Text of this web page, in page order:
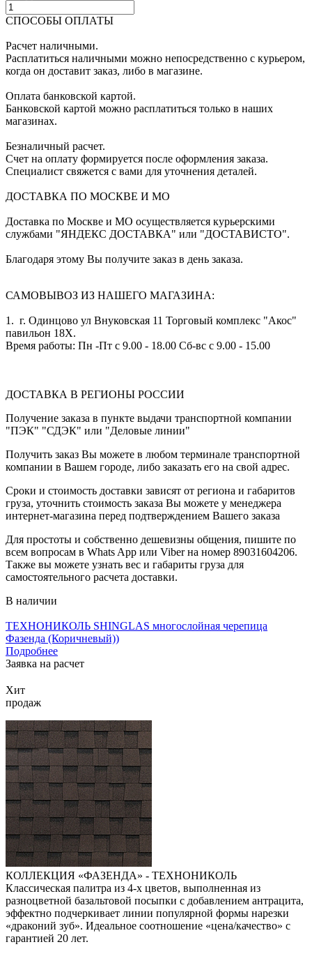
СПОСОБЫ ОПЛАТЫ
Расчет наличными.
Расплатиться наличными можно непосредственно с курьером,
когда он доставит заказ, либо в магазине.
Оплата банковской картой.
Банковской картой можно расплатиться только в наших
магазинах.
Безналичный расчет.
Счет на оплату формируется после оформления заказа.
Специалист свяжется с вами для уточнения деталей.
ДОСТАВКА ПО МОСКВЕ И МО
Доставка по Москве и МО осуществляется курьерскими
службами "ЯНДЕКС ДОСТАВКА" или "ДОСТАВИСТО".
Благодаря этому Вы получите заказ в день заказа.
САМОВЫВОЗ ИЗ НАШЕГО МАГАЗИНА:
1. г. Одинцово ул Внуковская 11 Торговый комплекс "Акос"
павильон 18Х.
Время работы: Пн -Пт с 9.00 - 18.00 Сб-вс с 9.00 - 15.00
ДОСТАВКА В РЕГИОНЫ РОССИИ
Получение заказа в пункте выдачи транспортной компании
"ПЭК" "СДЭК" или "Деловые линии"
Получить заказ Вы можете в любом терминале транспортной
компании в Вашем городе, либо заказать его на свой адрес.
Сроки и стоимость доставки зависят от региона и габаритов
груза, уточнить стоимость заказа Вы можете у менеджера
интернет-магазина перед подтверждением Вашего заказа
Для простоты и собственно дешевизны общения, пишите по
всем вопросам в Whats App или Viber на номер 89031604206.
Также вы можете узнать вес и габариты груза для
самостоятельного расчета доставки.
В наличии
ТЕХНОНИКОЛЬ SHINGLAS многослойная черепица
Фазенда (Коричневый))
Подробнее
Заявка на расчет
Хит
продаж
КОЛЛЕКЦИЯ «ФАЗЕНДА» - ТЕХНОНИКОЛЬ
Классическая палитра из 4-х цветов, выполненная из
разноцветной базальтовой посыпки с добавлением антрацита,
эффектно подчеркивает линии популярной формы нарезки
«драконий зуб». Идеальное соотношение «цена/качество» с
гарантией 20 лет.